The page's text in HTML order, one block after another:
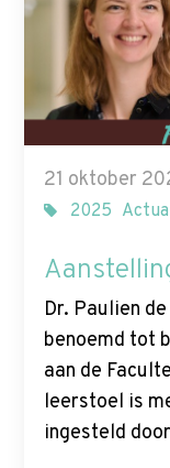
21 oktober
2025
Dr. Paulien
benoemd tot
aan de
leerstoel is
ingesteld